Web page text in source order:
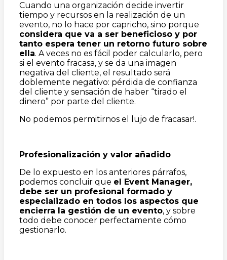
Cuando una organización decide invertir
tiempo y recursos en la realización de un
evento, no lo hace por capricho, sino porque
considera que va a ser beneficioso y por
tanto espera tener un retorno futuro sobre
ella. A veces no es fácil poder calcularlo, pero
si el evento fracasa, y se da una imagen
negativa del cliente, el resultado será
doblemente negativo: pérdida de confianza
del cliente y sensación de haber “tirado el
dinero” por parte del cliente.
No podemos permitirnos el lujo de fracasar!.
Profesionalización y valor añadido
De lo expuesto en los anteriores párrafos,
podemos concluir que el Event Manager,
debe ser un profesional formado y
especializado en todos los aspectos que
encierra la gestión de un evento, y sobre
todo debe conocer perfectamente cómo
gestionarlo.